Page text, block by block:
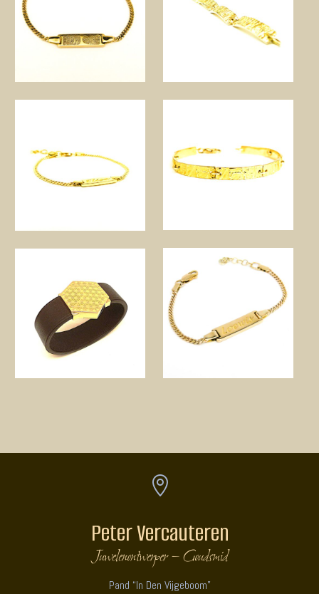

Peter Vercauteren
Juwelenontwerper – Goudsmid
Pand “In Den Vijgeboom”